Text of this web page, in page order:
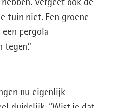
Vergeet ook de
tuin niet. Een groene
pergola
tegen.”
nu eigenlijk